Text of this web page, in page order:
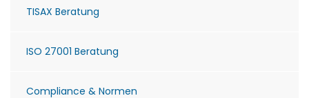
TISAX Beratung
ISO 27001 Beratung
Compliance & Normen